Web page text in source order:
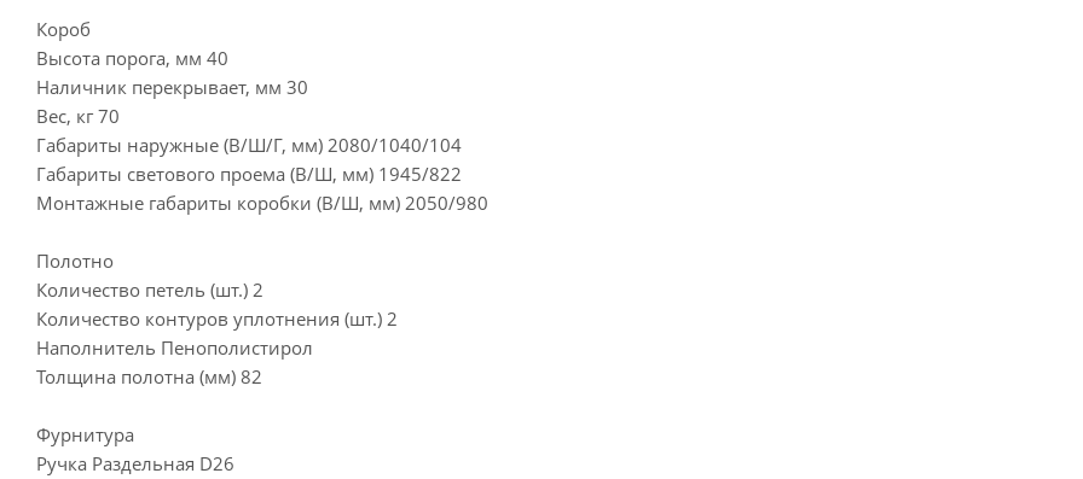
Короб
Высота порога, мм 40
Наличник перекрывает, мм 30
Вес, кг 70
Габариты наружные (В/Ш/Г, мм) 2080/1040/104
Габариты светового проема (В/Ш, мм) 1945/822
Монтажные габариты коробки (В/Ш, мм) 2050/980
Полотно
Количество петель (шт.) 2
Количество контуров уплотнения (шт.) 2
Наполнитель Пенополистирол
Толщина полотна (мм) 82
Фурнитура
Ручка Раздельная D26